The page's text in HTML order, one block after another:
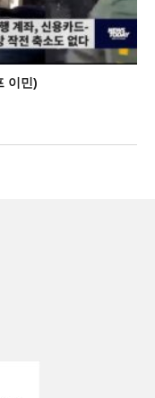
이민)